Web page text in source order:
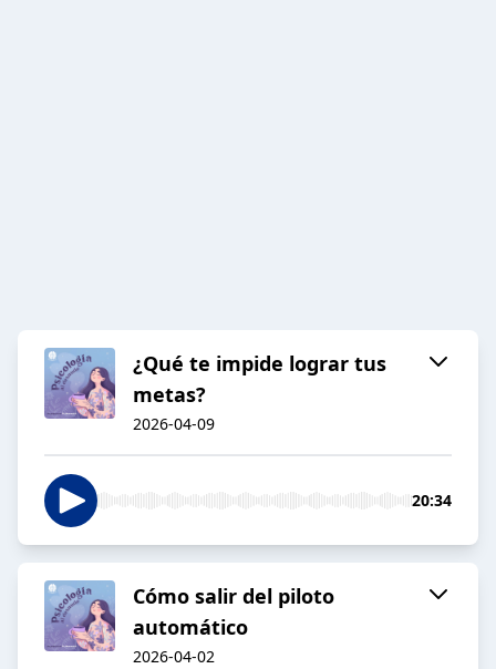
¿Qué te impide lograr tus
metas?
2026-04-09
20:34
Cómo salir del piloto
automático
2026-04-02